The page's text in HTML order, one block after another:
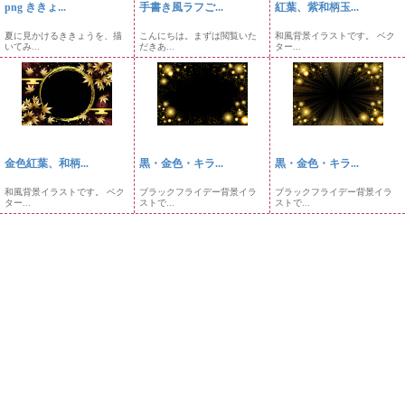
png ききょ...
夏に見かけるききょうを、描
いてみ...
手書き風ラフご...
こんにちは。まずは閲覧いた
だきあ...
紅葉、紫和柄玉...
和風背景イラストです。 ベク
ター...
金色紅葉、和柄...
和風背景イラストです。 ベク
ター...
黒・金色・キラ...
ブラックフライデー背景イラ
ストで...
黒・金色・キラ...
ブラックフライデー背景イラ
ストで...